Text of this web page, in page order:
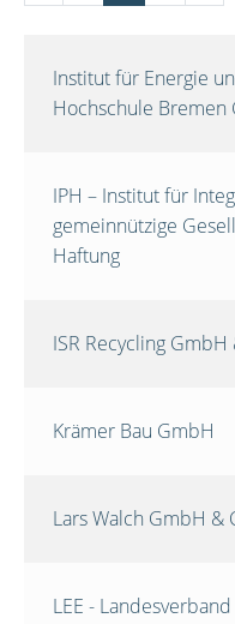
Institut für Energie
Hochschule Bremen
IPH – Institut für
gemeinnützige
Haftung
ISR Recycling GmbH
Krämer Bau GmbH
Lars Walch GmbH &
LEE -